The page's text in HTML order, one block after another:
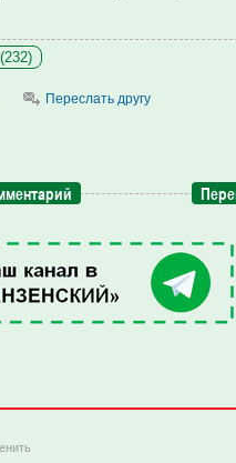
Переслать другу